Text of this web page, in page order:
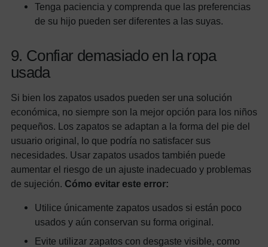
Tenga paciencia y comprenda que las preferencias
de su hijo pueden ser diferentes a las suyas.
9. Confiar demasiado en la ropa
usada
Si bien los zapatos usados pueden ser una solución
económica, no siempre son la mejor opción para los niños
pequeños. Los zapatos se adaptan a la forma del pie del
usuario original, lo que podría no satisfacer sus
necesidades. Usar zapatos usados también puede
aumentar el riesgo de un ajuste inadecuado y problemas
de sujeción. Cómo evitar este error:
Utilice únicamente zapatos usados si están poco
usados y aún conservan su forma original.
Evite utilizar zapatos con desgaste visible, como